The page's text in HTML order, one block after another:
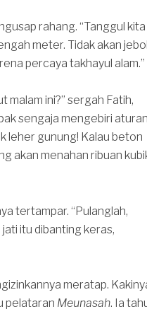
rahang. “Tanggul kita
meter. Tidak akan
percaya takhayul alam.”
malam ini?” sergah Fatih,
sengaja mengebiri
leher gunung! Kalau beton
akan menahan ribuan
tertampar. “Pulanglah,
itu dibanting keras,
meratap.
pelataran Meunasah. Ia